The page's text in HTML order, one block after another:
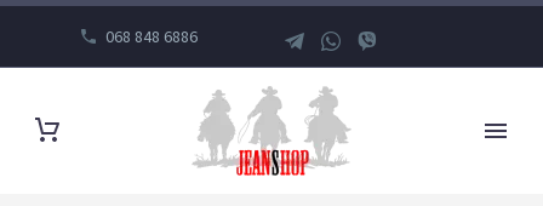
068 848 6886